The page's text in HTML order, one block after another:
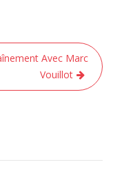
Avec Marc
Vouillot